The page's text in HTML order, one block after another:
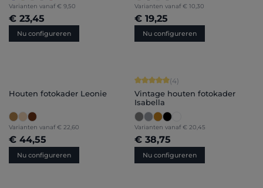
Varianten vanaf € 9,50
€ 23,45
Nu configureren
Varianten vanaf € 10,30
€ 19,25
Nu configureren
Houten fotokader Leonie
Varianten vanaf € 22,60
€ 44,55
Nu configureren
Gemiddelde score van 5 op 5 sterren
(4)
Vintage houten fotokader
Isabella
Varianten vanaf € 20,45
€ 38,75
Nu configureren